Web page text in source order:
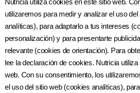
Nutricia utiliza cookies en este sitio web.
utilizaremos para medir y analizar el uso
analíticas), para adaptarlo a tus intereses
personalización) y para presentarte
relevante (cookies de orientación). Para
lee la declaración de cookies. Nutricia
web. Con su consentimiento, los
el uso del sitio web (cookies analíticas),